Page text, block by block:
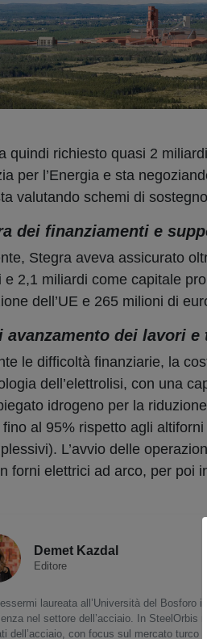
quindi richiesto quasi 2
per l’Energia e sta
valutando schemi di
dei finanziamenti e
Stegra aveva assicurato
e 2,1 miliardi come capitale
dell’UE e 265 milioni di
avanzamento dei lavori e
le difficoltà finanziarie, la
dell’elettrolisi, con una
idrogeno per la
al 95% rispetto agli
L’avvio delle
forni elettrici ad arco, per poi
Demet Kazdal
Editore
laureata all’Università del Bosforo
nel settore dell’acciaio. In
dell’acciaio, con focus sul mercato turco